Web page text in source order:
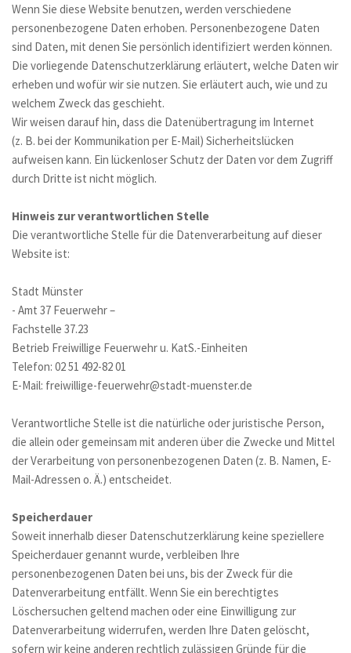
Wenn Sie diese Website benutzen, werden verschiedene
personenbezogene Daten erhoben. Personenbezogene Daten
sind Daten, mit denen Sie persönlich identifiziert werden können.
Die vorliegende Datenschutzerklärung erläutert, welche Daten wir
erheben und wofür wir sie nutzen. Sie erläutert auch, wie und zu
welchem Zweck das geschieht.
Wir weisen darauf hin, dass die Datenübertragung im Internet
(z. B. bei der Kommunikation per E-Mail) Sicherheitslücken
aufweisen kann. Ein lückenloser Schutz der Daten vor dem Zugriff
durch Dritte ist nicht möglich.
Hinweis zur verantwortlichen Stelle
Die verantwortliche Stelle für die Datenverarbeitung auf dieser
Website ist:
Stadt Münster
- Amt 37 Feuerwehr –
Fachstelle 37.23
Betrieb Freiwillige Feuerwehr u. KatS.-Einheiten
Telefon: 02 51 492-82 01
E-Mail: freiwillige-feuerwehr@stadt-muenster.de
Verantwortliche Stelle ist die natürliche oder juristische Person,
die allein oder gemeinsam mit anderen über die Zwecke und Mittel
der Verarbeitung von personenbezogenen Daten (z. B. Namen, E-
Mail-Adressen o. Ä.) entscheidet.
Speicherdauer
Soweit innerhalb dieser Datenschutzerklärung keine speziellere
Speicherdauer genannt wurde, verbleiben Ihre
personenbezogenen Daten bei uns, bis der Zweck für die
Datenverarbeitung entfällt. Wenn Sie ein berechtigtes
Löschersuchen geltend machen oder eine Einwilligung zur
Datenverarbeitung widerrufen, werden Ihre Daten gelöscht,
sofern wir keine anderen rechtlich zulässigen Gründe für die